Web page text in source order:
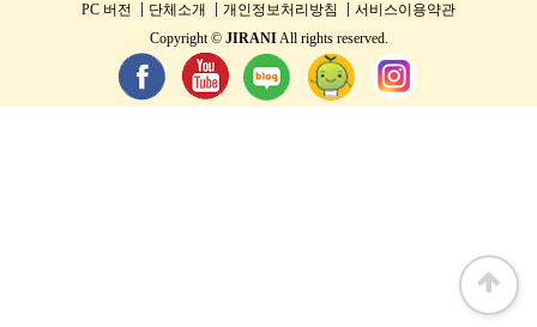
PC 버전 단체소개 개인정보처리방침
서비스이용약관
Copyright © JIRANIAll rights reserved.